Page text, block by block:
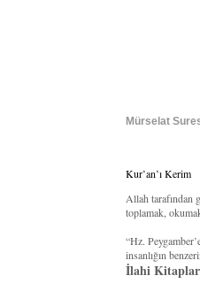
Mürselat
Kur’an’ı Kerim
Allah tarafından
toplamak,
“Hz.
insanlığın
İlahi